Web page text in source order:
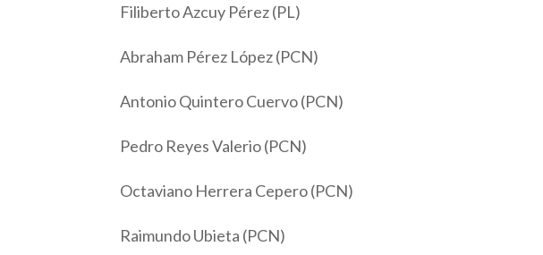
Filiberto Azcuy Pérez (PL)
Abraham Pérez López (PCN)
Antonio Quintero Cuervo (PCN)
Pedro Reyes Valerio (PCN)
Octaviano Herrera Cepero (PCN)
Raimundo Ubieta (PCN)